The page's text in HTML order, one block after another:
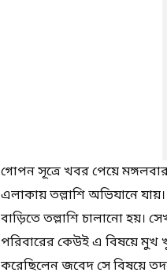
গোপন সূত্রে খবর পেয়ে
এলাকায় তল্লাশি অভিযানে
বাড়িতে তল্লাশি চালানো হয়।
পরিবারের কেউই এ বিষয়ে মুখ
করেছিলেন জবেদ সে বিষয়ে